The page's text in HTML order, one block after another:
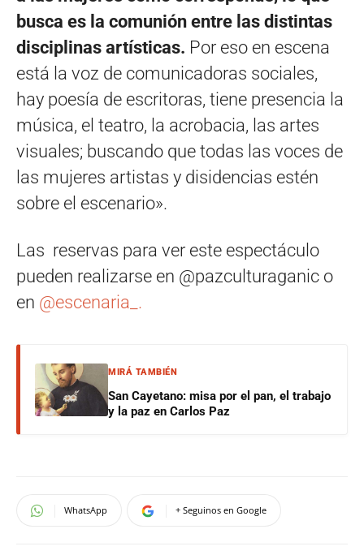
busca es la comunión entre las distintas
disciplinas artísticas. Por eso en escena
está la voz de comunicadoras sociales,
hay poesía de escritoras, tiene presencia la
música, el teatro, la acrobacia, las artes
visuales; buscando que todas las voces de
las mujeres artistas y disidencias estén
sobre el escenario».
Las reservas para ver este espectáculo
pueden realizarse en @pazculturaganic o
en @escenaria_.
MIRÁ TAMBIÉN
San Cayetano: misa por el pan, el trabajo
y la paz en Carlos Paz
WhatsApp + Seguinos en Google